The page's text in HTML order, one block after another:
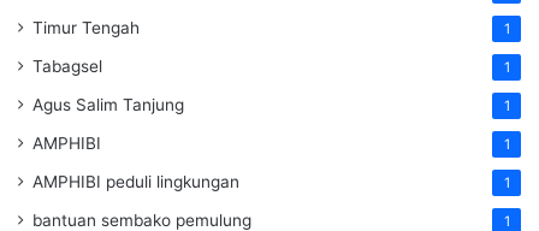
Timur Tengah 1
Tabagsel 1
Agus Salim Tanjung 1
AMPHIBI 1
AMPHIBI peduli lingkungan 1
bantuan sembako pemulung 1